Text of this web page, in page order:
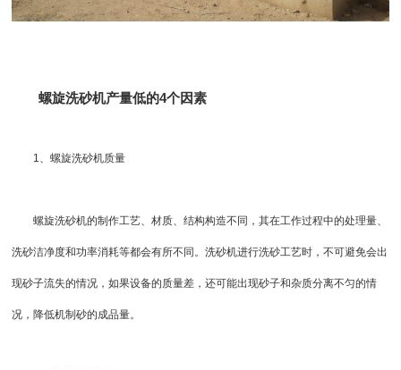
螺旋洗砂机产量低的4个因素
1、螺旋洗砂机质量
螺旋洗砂机的制作工艺、材质、结构构造不同，其在工作过程中的处理量、
洗砂洁净度和功率消耗等都会有所不同。洗砂机进行洗砂工艺时，不可避免会出
现砂子流失的情况，如果设备的质量差，还可能出现砂子和杂质分离不匀的情
况，降低机制砂的成品量。